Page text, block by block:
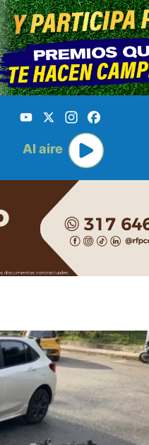
YouTube
X Instagram
Al aire